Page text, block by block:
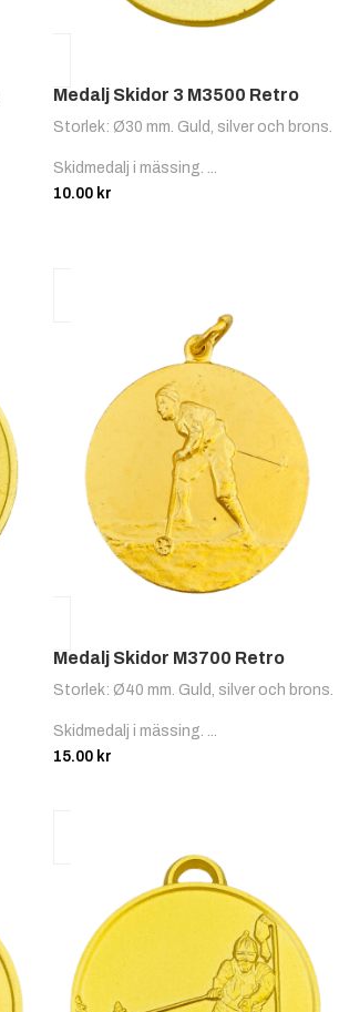
Medalj Skidor 3 M3500 Retro
Storlek: Ø30 mm. Guld, silver och brons.
Skidmedalj i mässing. ...
10.00 kr
Medalj Skidor M3700 Retro
Storlek: Ø40 mm. Guld, silver och brons.
Skidmedalj i mässing. ...
15.00 kr